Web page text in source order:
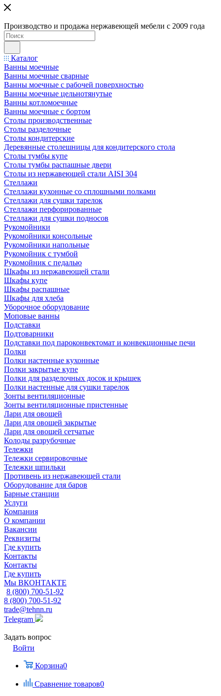
Производство и продажа нержавеющей мебели с 2009 года
Каталог
Ванны моечные
Ванны моечные сварные
Ванны моечные с рабочей поверхностью
Ванны моечные цельнотянутые
Ванны котломоечные
Ванны моечные с бортом
Столы производственные
Столы разделочные
Столы кондитерские
Деревянные столешницы для кондитерского стола
Столы тумбы купе
Столы тумбы распашные двери
Столы из нержавеющей стали AISI 304
Стеллажи
Стеллажи кухонные со сплошными полками
Стеллажи для сушки тарелок
Стеллажи перфорированные
Стеллажи для сушки подносов
Рукомойники
Рукомойники консольные
Рукомойники напольные
Рукомойник с тумбой
Рукомойник с педалью
Шкафы из нержавеющей стали
Шкафы купе
Шкафы распашные
Шкафы для хлеба
Уборочное оборудование
Моповые ванны
Подставки
Подтоварники
Подставки под пароконвектомат и конвекционные печи
Полки
Полки настенные кухонные
Полки закрытые купе
Полки для разделочных досок и крышек
Полки настенные для сушки тарелок
Зонты вентиляционные
Зонты вентиляционные пристенные
Лари для овощей
Лари для овощей закрытые
Лари для овощей сетчатые
Колоды разрубочные
Тележки
Тележки сервировочные
Тележки шпильки
Противень из нержавеющей стали
Оборудование для баров
Барные станции
Услуги
Компания
О компании
Вакансии
Реквизиты
Где купить
Контакты
Контакты
Где купить
Мы ВКОНТАКТЕ
8 (800) 700-51-92
8 (800) 700-51-92
trade@tehnn.ru
Telegram
Задать вопрос
Войти
Корзина0
Сравнение товаров0